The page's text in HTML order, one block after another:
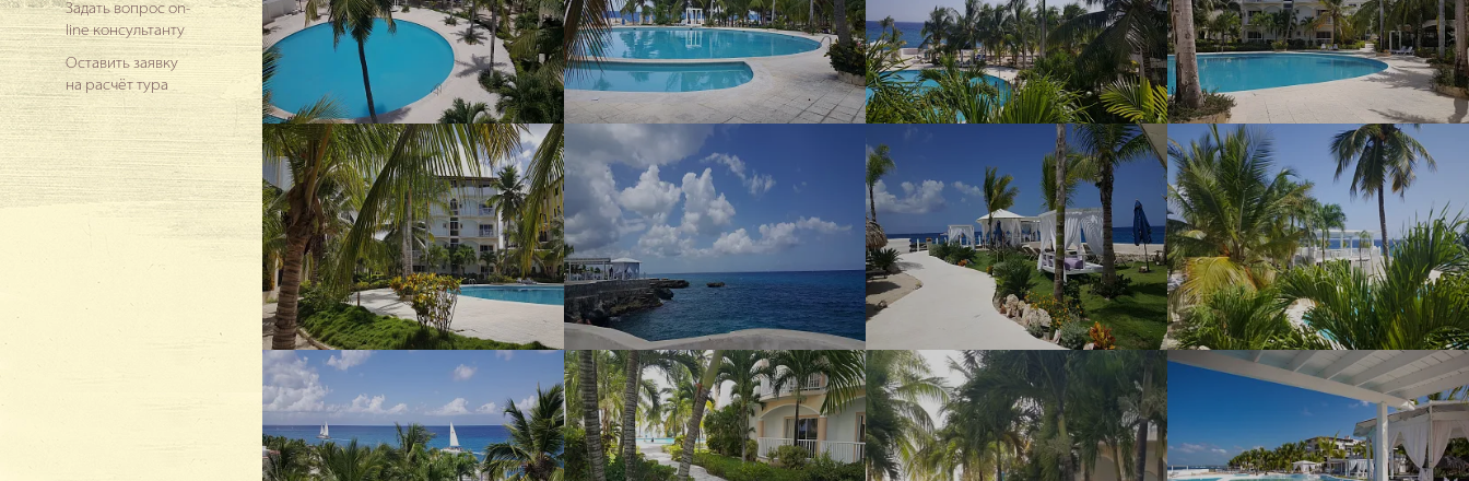
Задать вопрос on-
line консультанту
Оставить заявку
на расчёт тура
сайтов в режиме реального
времени.
Опытные
менеджеры
Наш девиз – «продаём то, что
видели сами». Наши
менеджеры проводят
регулярные инспекции отелей,
посещают семинары и
рекламные туры.
Мы проверяем
цены
Мы не продаём туры он-лайн.
Сначала наш менеджер
убедится в наличии тура по